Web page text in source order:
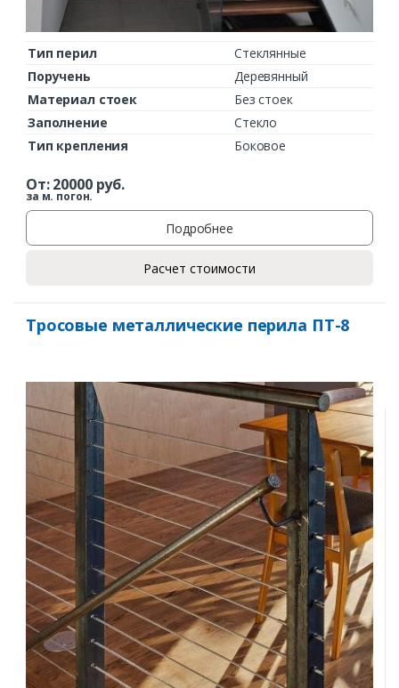
Тип перил
Стеклянные
Поручень
Деревянный
Материал стоек
Без стоек
Заполнение
Стекло
Тип крепления
Боковое
От:20000руб.
за м. погон.
Подробнее
Расчет стоимости
Тросовые металлические перила ПТ-8